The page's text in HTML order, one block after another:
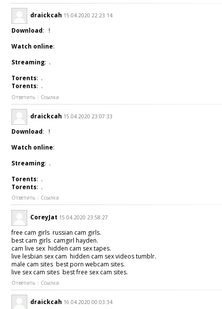
draickcah 15.04.2020 22:23:14
Download: !
Watch online:
Streaming: .
Torents: .
Torents: .
Ответить Ссылка
draickcah 15.04.2020 23:07:33
Download: !
Watch online:
Streaming: .
Torents: .
Torents: .
Ответить Ссылка
CoreyJat 15.04.2020 23:58:27
free cam girls russian cam girls.
best cam girls camgirl hayden.
cam live sex hidden cam sex tapes.
live lesbian sex cam hidden cam sex videos tumblr.
male cam sites best porn webcam sites.
live sex cam sites best free sex cam sites.
Ответить Ссылка
draickcah 16.04.2020 00:03:34